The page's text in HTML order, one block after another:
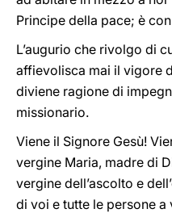
Principe della pace; è
L’augurio che rivolgo di
affievolisca mai il vigore
diviene ragione di
missionario.
Viene il Signore Gesù!
vergine Maria, madre di
vergine dell’ascolto e
di voi e tutte le persone